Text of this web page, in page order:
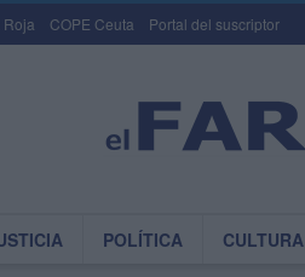
Roja COPE Ceuta Portal del suscriptor
POLÍTICA CULTURA